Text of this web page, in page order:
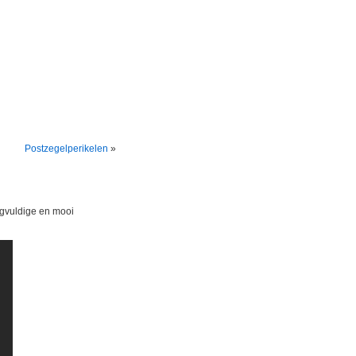
Postzegelperikelen »
en mooi